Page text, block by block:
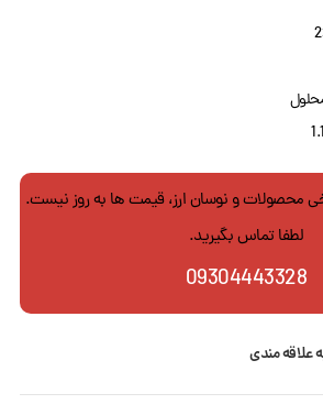
محصولات و نوسان ارز، قیمت ها به روز نیست.
لطفا تماس بگیرید.
09304443328
علاقه مندی